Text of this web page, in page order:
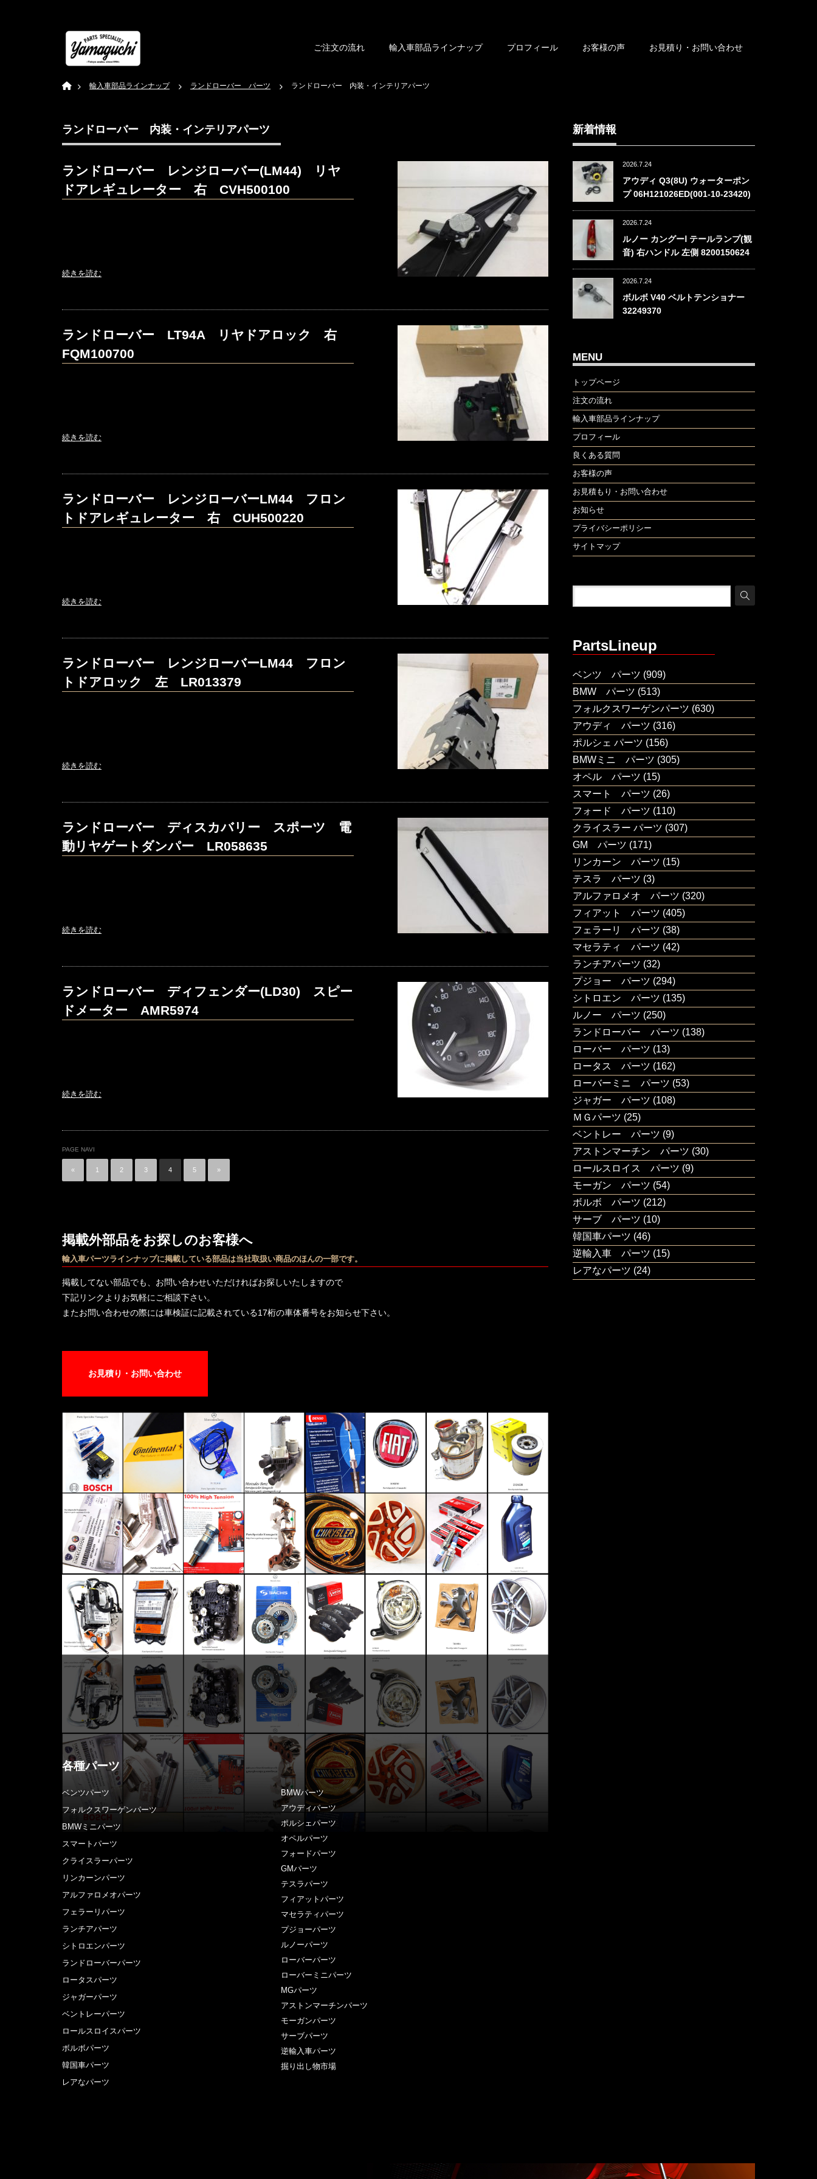
ご注文の流れ 輸入車部品ラインナップ プロフィール お客様の声 お見積り・お問い合わせ
Home 輸入車部品ラインナップ ランドローバー パーツ ランドローバー 内装・インテリアパーツ
ランドローバー 内装・インテリアパーツ
ランドローバー レンジローバー(LM44) リヤ
ドアレギュレーター 右 CVH500100
続きを読む
ランドローバー LT94A リヤドアロック 右
FQM100700
続きを読む
ランドローバー レンジローバーLM44 フロン
トドアレギュレーター 右 CUH500220
続きを読む
ランドローバー レンジローバーLM44 フロン
トドアロック 左 LR013379
続きを読む
ランドローバー ディスカバリー スポーツ 電
動リヤゲートダンパー LR058635
続きを読む
ランドローバー ディフェンダー(LD30) スピー
ドメーター AMR5974
続きを読む
PAGE NAVI
« 1 2 3 4 5 »
掲載外部品をお探しのお客様へ
輸入車パーツラインナップに掲載している部品は当社取扱い商品のほんの一部です。
掲載してない部品でも、お問い合わせいただければお探しいたしますので
下記リンクよりお気軽にご相談下さい。
またお問い合わせの際には車検証に記載されている17桁の車体番号をお知らせ下さい。
お見積り・お問い合わせ
各種パーツ
ベンツパーツ
フォルクスワーゲンパーツ
BMWミニパーツ
スマートパーツ
クライスラーパーツ
リンカーンパーツ
アルファロメオパーツ
フェラーリパーツ
ランチアパーツ
シトロエンパーツ
ランドローバーパーツ
ロータスパーツ
ジャガーパーツ
ベントレーパーツ
ロールスロイスパーツ
ボルボパーツ
韓国車パーツ
レアなパーツ
BMWパーツ
アウディパーツ
ポルシェパーツ
オペルパーツ
フォードパーツ
GMパーツ
テスラパーツ
フィアットパーツ
マセラティパーツ
プジョーパーツ
ルノーパーツ
ローバーパーツ
ローバーミニパーツ
MGパーツ
アストンマーチンパーツ
モーガンパーツ
サーブパーツ
逆輸入車パーツ
掘り出し物市場
新着情報
2026.7.24
アウディ Q3(8U) ウォーターポン
プ 06H121026ED(001-10-23420)
2026.7.24
ルノー カングーⅠ テールランプ(観
音) 右ハンドル 左側 8200150624
2026.7.24
ボルボ V40 ベルトテンショナー
32249370
MENU
トップページ
注文の流れ
輸入車部品ラインナップ
プロフィール
良くある質問
お客様の声
お見積もり・お問い合わせ
お知らせ
プライバシーポリシー
サイトマップ
PartsLineup
ベンツ パーツ (909)
BMW パーツ (513)
フォルクスワーゲンパーツ (630)
アウディ パーツ (316)
ポルシェ パーツ (156)
BMWミニ パーツ (305)
オペル パーツ (15)
スマート パーツ (26)
フォード パーツ (110)
クライスラー パーツ (307)
GM パーツ (171)
リンカーン パーツ (15)
テスラ パーツ (3)
アルファロメオ パーツ (320)
フィアット パーツ (405)
フェラーリ パーツ (38)
マセラティ パーツ (42)
ランチアパーツ (32)
プジョー パーツ (294)
シトロエン パーツ (135)
ルノー パーツ (250)
ランドローバー パーツ (138)
ローバー パーツ (13)
ロータス パーツ (162)
ローバーミニ パーツ (53)
ジャガー パーツ (108)
ＭＧパーツ (25)
ベントレー パーツ (9)
アストンマーチン パーツ (30)
ロールスロイス パーツ (9)
モーガン パーツ (54)
ボルボ パーツ (212)
サーブ パーツ (10)
韓国車パーツ (46)
逆輸入車 パーツ (15)
レアなパーツ (24)